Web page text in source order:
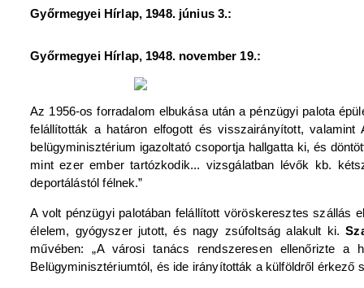
Győrmegyei Hírlap, 1948. június 3.:
Győrmegyei Hírlap, 1948. november 19.:
Az 1956-os forradalom elbukása után a pénzügyi palota
felállították a határon elfogott és visszairányított,
belügyminisztérium igazoltató csoportja hallgatta ki, és
mint ezer ember tartózkodik... vizsgálatban lévők kb.
deportálástól félnek.”
A volt pénzügyi palotában felállított vöröskeresztes szállás
élelem, gyógyszer jutott, és nagy zsúfoltság alakult ki.
művében: „A városi tanács rendszeresen ellenőrizte
Belügyminisztériumtól, és ide irányították a külföldről érkező